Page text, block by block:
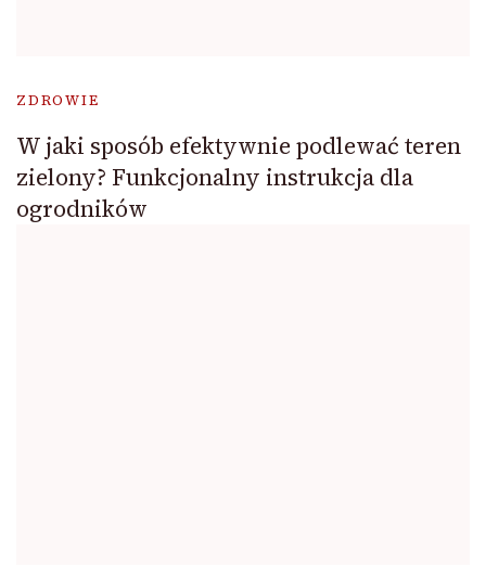
ZDROWIE
W jaki sposób efektywnie podlewać teren
zielony? Funkcjonalny instrukcja dla
ogrodników